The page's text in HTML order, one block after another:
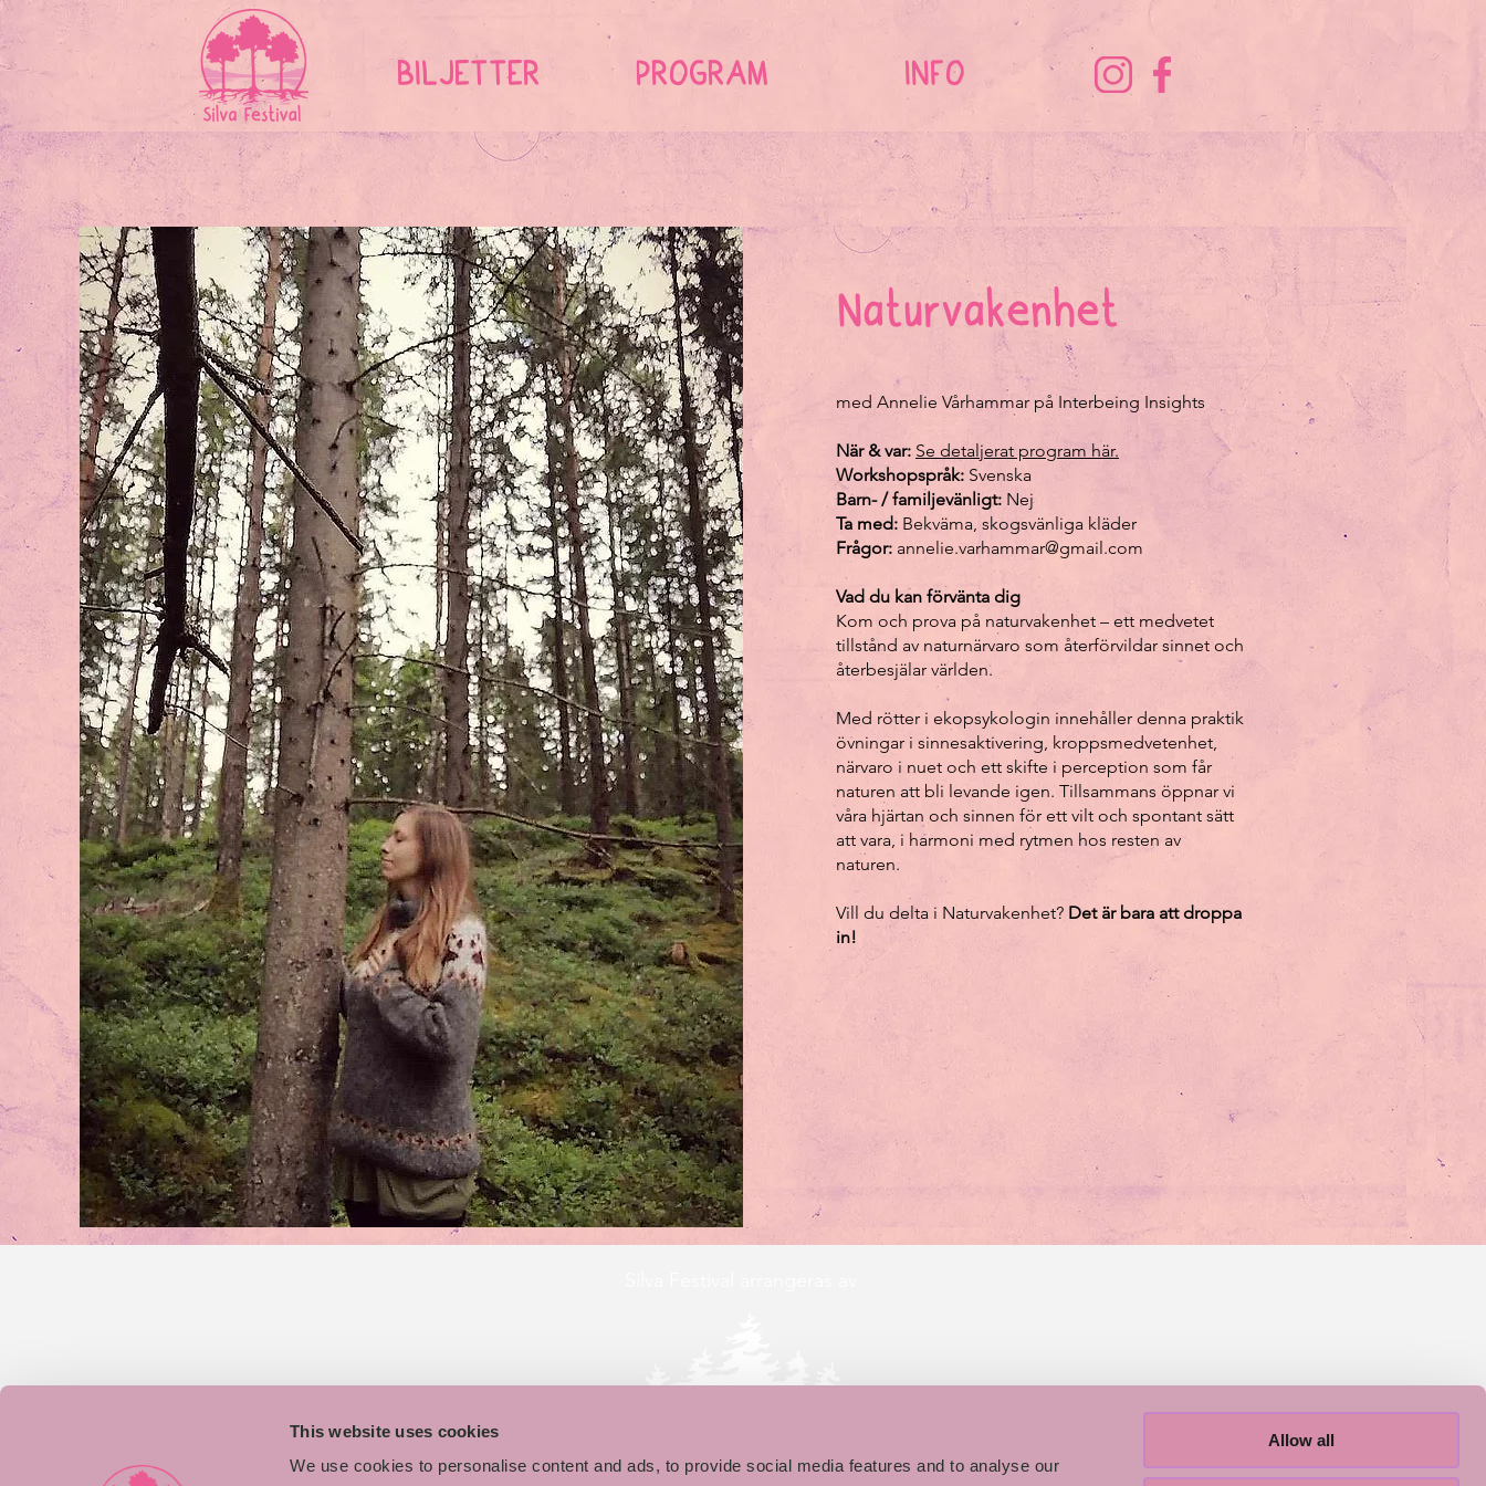
This website uses cookies
We use cookies to personalise content and ads, to provide social media features and to analyse our
Allow all
BILJETTER PROGRAM INFO
Naturvakenhet
med Annelie Vårhammar på Interbeing Insights
När & var: Se detaljerat program här.
Workshopspråk: Svenska
Barn- / familjevänligt: Nej
Ta med: Bekväma, skogsvänliga kläder
Frågor: annelie.varhammar@gmail.com
Vad du kan förvänta dig
Kom och prova på naturvakenhet – ett medvetet
tillstånd av naturnärvaro som återförvildar sinnet och
återbesjälar världen.
Med rötter i ekopsykologin innehåller denna praktik
övningar i sinnesaktivering, kroppsmedvetenhet,
närvaro i nuet och ett skifte i perception som får
naturen att bli levande igen. Tillsammans öppnar vi
våra hjärtan och sinnen för ett vilt och spontant sätt
att vara, i harmoni med rytmen hos resten av
naturen.
Vill du delta i Naturvakenhet? Det är bara att droppa
in!